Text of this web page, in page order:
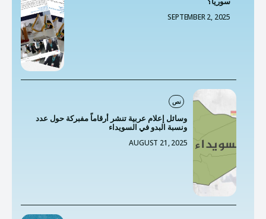
SEPTEMBER 2, 2025
نص
وسائل إعلام عربية تنشر أرقاماً مفبركة حول عدد
ونسبة البدو في السويداء
AUGUST 21, 2025